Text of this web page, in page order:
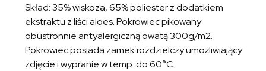
Skład: 35% wiskoza, 65% poliester z dodatkiem
ekstraktu z liści aloes. Pokrowiec pikowany
obustronnie antyalergiczną owatą 300g/m2.
Pokrowiec posiada zamek rozdzielczy umożliwiający
zdjęcie i wypranie w temp. do 60°C.